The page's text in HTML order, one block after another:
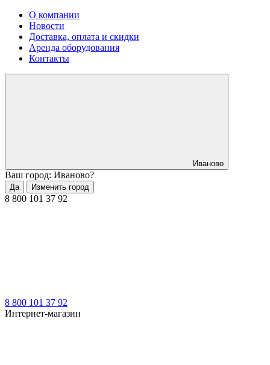
О компании
Новости
Доставка, оплата и скидки
Аренда оборудования
Контакты
Иваново
Ваш город: Иваново?
Да Изменить город
8 800 101 37 92
8 800 101 37 92
Интернет-магазин